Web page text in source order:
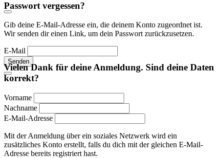
Passwort vergessen?
Gib deine E-Mail-Adresse ein, die deinem Konto zugeordnet ist.
Wir senden dir einen Link, um dein Passwort zurückzusetzen.
E-Mail
Senden
Vielen Dank für deine Anmeldung. Sind deine Daten
korrekt?
Vorname
Nachname
E-Mail-Adresse
Mit der Anmeldung über ein soziales Netzwerk wird ein
zusätzliches Konto erstellt, falls du dich mit der gleichen E-Mail-
Adresse bereits registriert hast.